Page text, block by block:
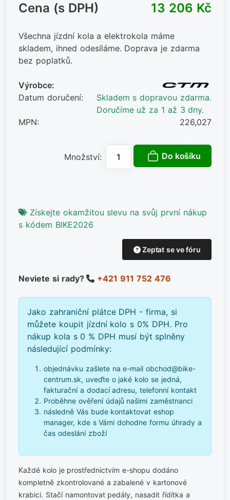
Cena (s DPH)
13 206 Kč
Všechna jízdní kola a elektrokola máme
skladem, ihned odesíláme. Doprava je zdarma
bez poplatků.
Výrobce:
Datum doručení:
Skladem s dopravou zdarma.
Doručíme už za 1 až 3 dny.
MPN:
226,027
Množství: Do košíku
Získejte okamžitou slevu na svůj první nákup
s kódem BIKE2026
Zeptat se ve fóru
Neviete si rady? +421 911 752 476
Jako zahraniční plátce DPH - firma, si
můžete koupit jízdní kolo s 0% DPH. Pro
nákup kola s 0 % DPH musí být splněny
následující podmínky:
objednávku zašlete na e-mail obchod@bike-
centrum.sk, uveďte o jaké kolo se jedná,
fakturační a dodací adresu, telefonní kontakt
Proběhne ověření údajů našimi zaměstnanci
následně Vás bude kontaktovat eshop
manager, kde s Vámi dohodne formu úhrady a
čas odeslání zboží
Každé kolo je prostřednictvím e-shopu dodáno
kompletně zkontrolované a zabalené v kartonové
krabici. Stačí namontovat pedály, nasadit řídítka a